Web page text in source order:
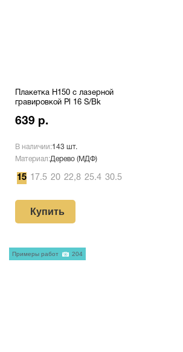
Плакетка H150 с лазерной
гравировкой Pl 16 S/Bk
639 р.
В наличии:143 шт.
Материал:Дерево (МДФ)
15 17.5 20 22,8 25.4 30.5
Купить
Примеры работ 204